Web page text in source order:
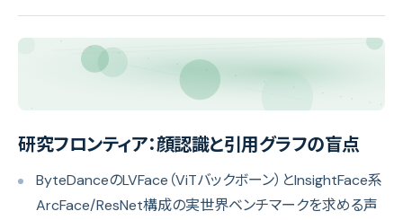
研究フロンティア：顔認識と引用グラフの盲点
ByteDanceのLVFace（ViTバックボーン）とInsightFace系
ArcFace/ResNet構成の実世界ベンチマークを求める声